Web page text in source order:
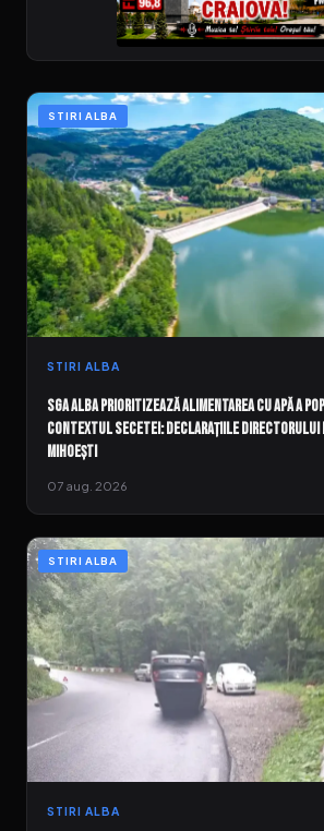
STIRI ALBA
STIRI ALBA
SGA Alba prioritizează alimentarea cu apă a
contextul secetei: Declarațiile directorului
Mihoești
07 aug. 2026
STIRI ALBA
STIRI ALBA